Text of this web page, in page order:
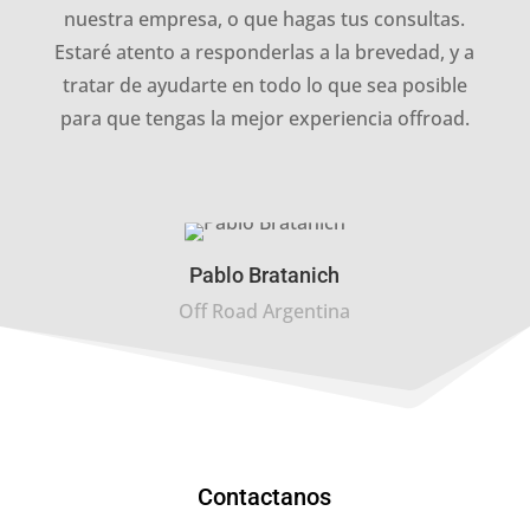
nuestra empresa, o que hagas tus consultas.
Estaré atento a responderlas a la brevedad, y a
tratar de ayudarte en todo lo que sea posible
para que tengas la mejor experiencia offroad.
Pablo Bratanich
Off Road Argentina
Contactanos